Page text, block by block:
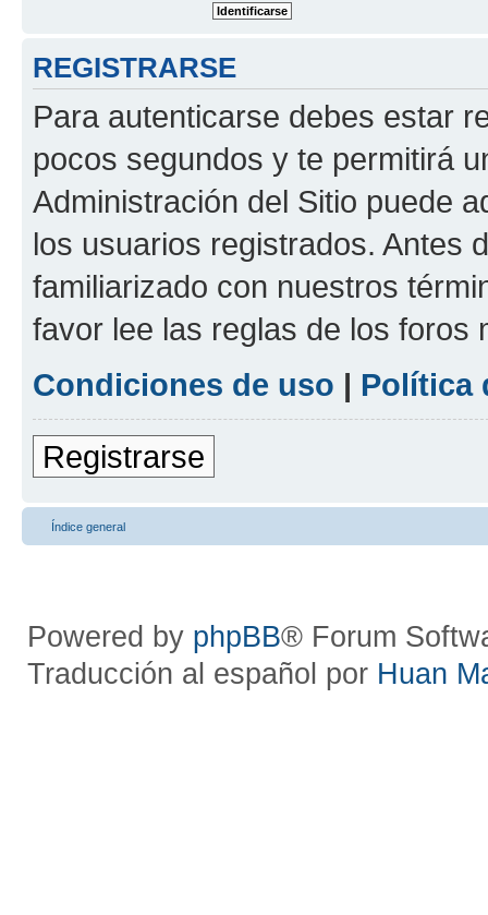
REGISTRARSE
Para autenticarse debes estar
pocos segundos y te permitirá
Administración del Sitio puede
los usuarios registrados. Antes
familiarizado con nuestros
favor lee las reglas de los foros
Condiciones de uso | Política
Registrarse
Índice general
Powered by phpBB® Forum
Traducción al español por Huan